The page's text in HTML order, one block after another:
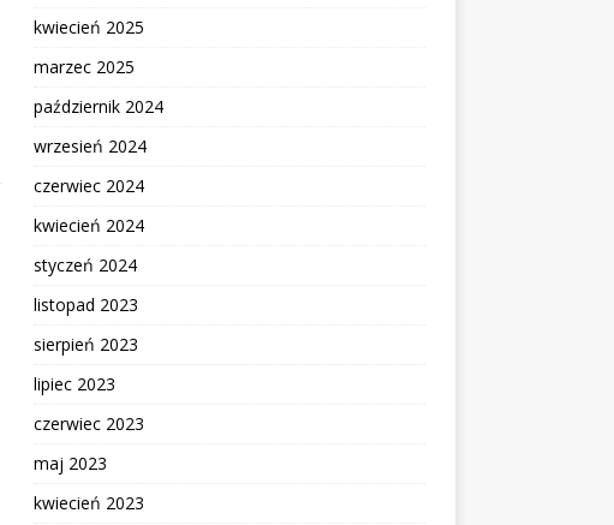
kwiecień 2025
marzec 2025
październik 2024
wrzesień 2024
czerwiec 2024
kwiecień 2024
styczeń 2024
listopad 2023
sierpień 2023
lipiec 2023
czerwiec 2023
maj 2023
kwiecień 2023